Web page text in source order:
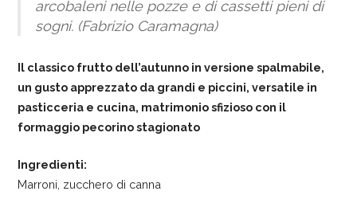
arcobaleni nelle pozze e di cassetti pieni di
sogni. (Fabrizio Caramagna)
Il classico frutto dell’autunno in versione spalmabile,
un gusto apprezzato da grandi e piccini, versatile in
pasticceria e cucina, matrimonio sfizioso con il
formaggio pecorino stagionato
Ingredienti:
Marroni, zucchero di canna